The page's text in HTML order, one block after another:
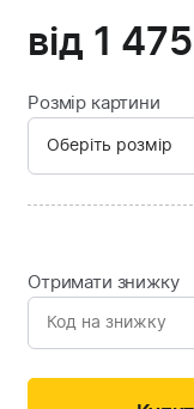
від 1 475
Розмір картини
Отримати знижку